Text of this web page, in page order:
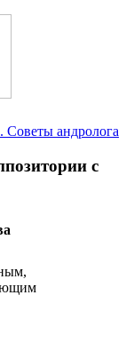
Советы андролога
с